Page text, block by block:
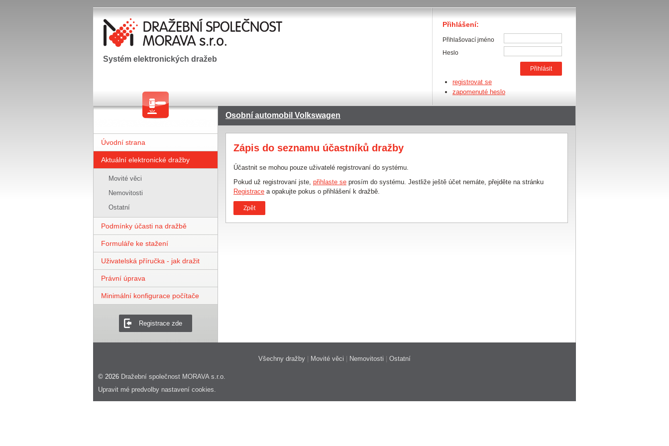
Systém elektronických dražeb
Přihlášení:
Přihlašovací jméno
Heslo
registrovat se
zapomenuté heslo
Úvodní strana
Aktuální elektronické dražby
Movité věci
Nemovitosti
Ostatní
Podmínky účasti na dražbě
Formuláře ke stažení
Uživatelská příručka - jak dražit
Právní úprava
Minimální konfigurace počítače
Registrace zde
Osobní automobil Volkswagen
Zápis do seznamu účastníků dražby
Účastnit se mohou pouze uživatelé registrovaní do systému.
Pokud už registrovaní jste, přihlaste se prosím do systému. Jestliže ještě účet nemáte, přejděte na stránku
Registrace a opakujte pokus o přihlášení k dražbě.
Zpět
Všechny dražby Movité věci Nemovitosti Ostatní
© 2026 Dražební společnost MORAVA s.r.o.
Upravit mé predvolby nastavení cookies.